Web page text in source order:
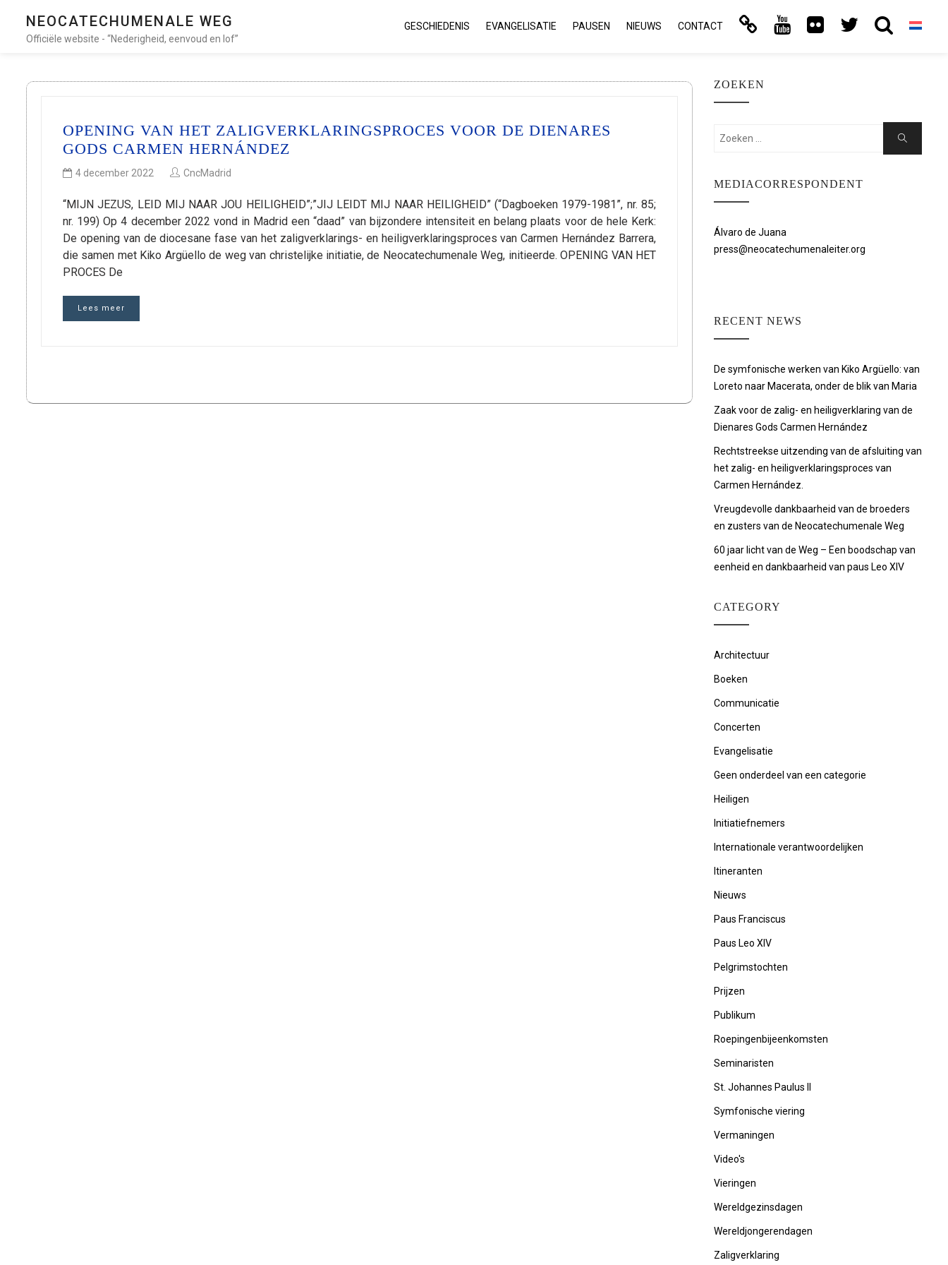
NEOCATECHUMENALE WEG
Officiële website - “Nederigheid, eenvoud en lof”
GESCHIEDENIS EVANGELISATIE PAUSEN NIEUWS CONTACT
OPENING VAN HET ZALIGVERKLARINGSPROCES VOOR DE DIENARES
GODS CARMEN HERNÁNDEZ
4 december 2022 CncMadrid
“MIJN JEZUS, LEID MIJ NAAR JOU HEILIGHEID”;”JIJ LEIDT MIJ NAAR HEILIGHEID” (“Dagboeken 1979-1981”, nr. 85;
nr. 199) Op 4 december 2022 vond in Madrid een “daad” van bijzondere intensiteit en belang plaats voor de hele Kerk:
De opening van de diocesane fase van het zaligverklarings- en heiligverklaringsproces van Carmen Hernández Barrera,
die samen met Kiko Argüello de weg van christelijke initiatie, de Neocatechumenale Weg, initieerde. OPENING VAN HET
PROCES De
Lees meer
ZOEKEN
Zoeken:
Zoeken
MEDIACORRESPONDENT
Álvaro de Juana
press@neocatechumenaleiter.org
RECENT NEWS
De symfonische werken van Kiko Argüello: van
Loreto naar Macerata, onder de blik van Maria
Zaak voor de zalig- en heiligverklaring van de
Dienares Gods Carmen Hernández
Rechtstreekse uitzending van de afsluiting van
het zalig- en heiligverklaringsproces van
Carmen Hernández.
Vreugdevolle dankbaarheid van de broeders
en zusters van de Neocatechumenale Weg
60 jaar licht van de Weg – Een boodschap van
eenheid en dankbaarheid van paus Leo XIV
CATEGORY
Architectuur
Boeken
Communicatie
Concerten
Evangelisatie
Geen onderdeel van een categorie
Heiligen
Initiatiefnemers
Internationale verantwoordelijken
Itineranten
Nieuws
Paus Franciscus
Paus Leo XIV
Pelgrimstochten
Prijzen
Publikum
Roepingenbijeenkomsten
Seminaristen
St. Johannes Paulus II
Symfonische viering
Vermaningen
Video's
Vieringen
Wereldgezinsdagen
Wereldjongerendagen
Zaligverklaring